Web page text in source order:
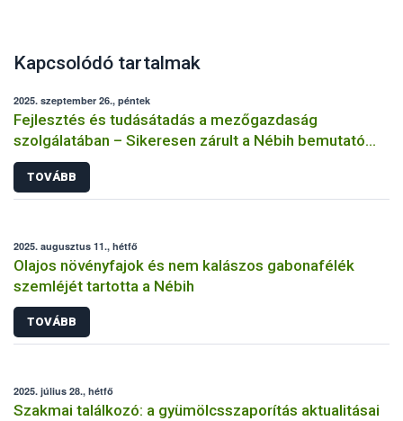
Kapcsolódó tartalmak
2025. szeptember 26., péntek
Fejlesztés és tudásátadás a mezőgazdaság
szolgálatában – Sikeresen zárult a Nébih bemutató
üzemi projektje
TOVÁBB
2025. augusztus 11., hétfő
Olajos növényfajok és nem kalászos gabonafélék
szemléjét tartotta a Nébih
TOVÁBB
2025. július 28., hétfő
Szakmai találkozó: a gyümölcsszaporítás aktualitásai